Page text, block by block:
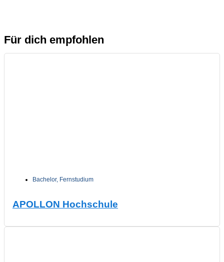
Für dich empfohlen
Bachelor, Fernstudium
APOLLON Hochschule